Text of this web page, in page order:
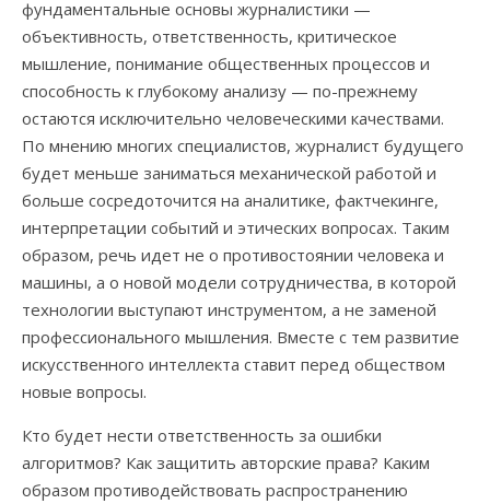
фундаментальные основы журналистики —
объективность, ответственность, критическое
мышление, понимание общественных процессов и
способность к глубокому анализу — по-прежнему
остаются исключительно человеческими качествами.
По мнению многих специалистов, журналист будущего
будет меньше заниматься механической работой и
больше сосредоточится на аналитике, фактчекинге,
интерпретации событий и этических вопросах. Таким
образом, речь идет не о противостоянии человека и
машины, а о новой модели сотрудничества, в которой
технологии выступают инструментом, а не заменой
профессионального мышления. Вместе с тем развитие
искусственного интеллекта ставит перед обществом
новые вопросы.
Кто будет нести ответственность за ошибки
алгоритмов? Как защитить авторские права? Каким
образом противодействовать распространению